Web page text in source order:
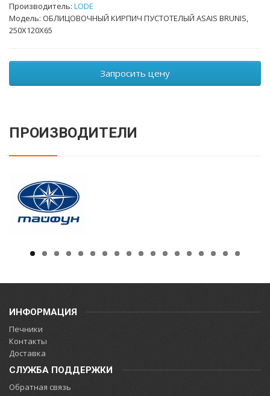
Производитель: LODE
Модель: OБЛИЦОВОЧНЫЙ КИРПИЧ ПУСТОТЕЛЫЙ ASAIS BRUNIS,
250X120X65
Запросить цену
ПРОИЗВОДИТЕЛИ
ИНФОРМАЦИЯ
Печники
Контакты
Доставка
СЛУЖБА ПОДДЕРЖКИ
Обратная связь